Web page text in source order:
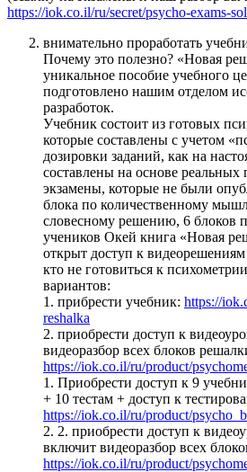
https://iok.co.il/ru/secret/psycho-exams-
внимательно проработать
Почему это полезно? «Новая
уникальное пособие учебного
подготовлено нашим отделом
разработок.
Учебник состоит из готовых
которые составлены с учетом
дозировки заданий, как на
составлены на основе реальных
экзамены, которые не были
блока по количественному
словесному решению, 6 блоков
учеников Окей книга «Новая
открыт доступ к видеорешениям
кто не готовиться к
вариантов:
1. прибрести учебник: https://
reshalka
2. приобрести доступ к
видеоразбор всех блоков
https://iok.co.il/ru/product/
1. Приобрести доступ к 9
+ 10 тестам + доступ к
https://iok.co.il/ru/product/
2. 2. приобрести доступ к
включит видеоразбор всех
https://iok.co.il/ru/product/